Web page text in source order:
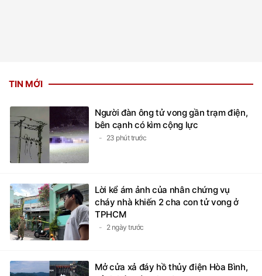
TIN MỚI
Người đàn ông tử vong gần trạm điện,
bên cạnh có kìm cộng lực
23 phút trước
Lời kể ám ảnh của nhân chứng vụ
cháy nhà khiến 2 cha con tử vong ở
TPHCM
2 ngày trước
Mở cửa xả đáy hồ thủy điện Hòa Bình,